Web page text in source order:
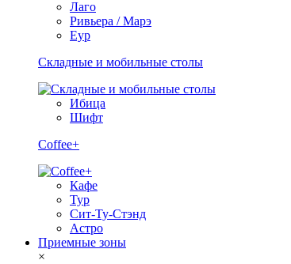
Лаго
Ривьера / Марэ
Еур
Складные и мобильные столы
Ибица
Шифт
Coffee+
Кафе
Тур
Сит-Ту-Стэнд
Астро
Приемные зоны
×